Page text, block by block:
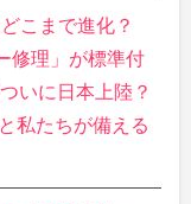
こまで進化？
修理」が標準付
いに日本上陸？
私たちが備える